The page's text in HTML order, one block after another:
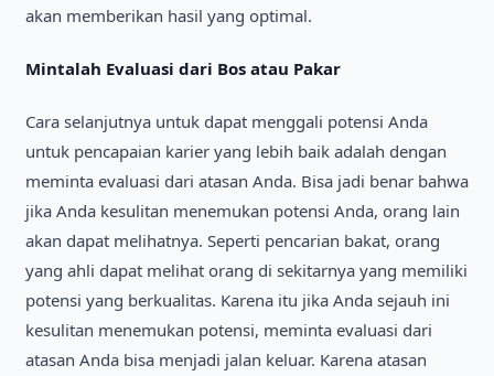
akan memberikan hasil yang optimal.
Mintalah Evaluasi dari Bos atau Pakar
Cara selanjutnya untuk dapat menggali potensi Anda
untuk pencapaian karier yang lebih baik adalah dengan
meminta evaluasi dari atasan Anda. Bisa jadi benar bahwa
jika Anda kesulitan menemukan potensi Anda, orang lain
akan dapat melihatnya. Seperti pencarian bakat, orang
yang ahli dapat melihat orang di sekitarnya yang memiliki
potensi yang berkualitas. Karena itu jika Anda sejauh ini
kesulitan menemukan potensi, meminta evaluasi dari
atasan Anda bisa menjadi jalan keluar. Karena atasan